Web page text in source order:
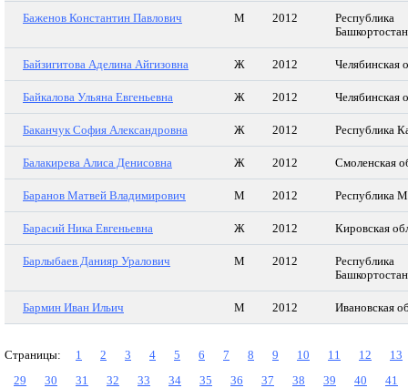
Баженов Константин Павлович М 2012
Республика
Башкортостан
Байзигитова Аделина Айгизовна Ж 2012 Челябинская
Байкалова Ульяна Евгеньевна Ж 2012 Челябинская
Баканчук София Александровна Ж 2012 Республика
Балакирева Алиса Денисовна Ж 2012 Смоленская
Баранов Матвей Владимирович М 2012 Республика
Барасий Ника Евгеньевна Ж 2012 Кировская
Барлыбаев Данияр Уралович М 2012
Республика
Башкортостан
Бармин Иван Ильич М 2012 Ивановская
Страницы: 1 2 3 4 5 6 7 8 9 10 11 12
13
29
30 31 32 33 34 35 36 37 38 39 40
41